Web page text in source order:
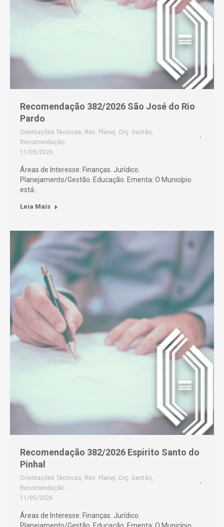
Recomendação 382/2026 São José do Rio
Pardo
Orientações Técnicas, Rec. Planej. Orç. Gestão,
Recomendação
11/05/2026
Áreas de Interesse: Finanças. Jurídico.
Planejamento/Gestão. Educação. Ementa: O Município
está…
Leia Mais
Recomendação 382/2026 Espirito Santo do
Pinhal
Orientações Técnicas, Rec. Planej. Orç. Gestão,
Recomendação
11/05/2026
Áreas de Interesse: Finanças. Jurídico.